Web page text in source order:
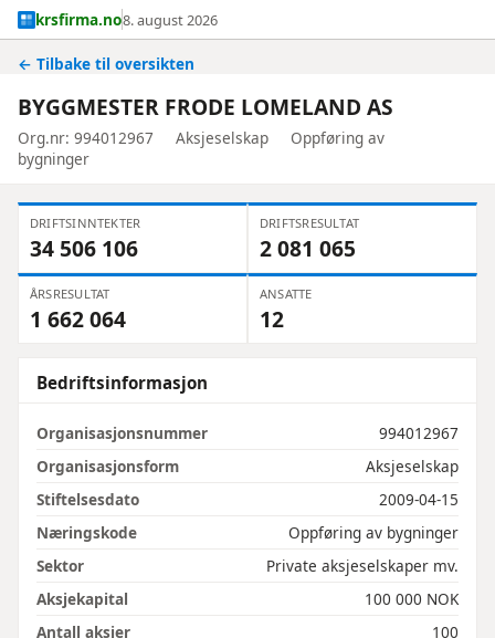
krsfirma.no8. august 2026
← Tilbake til oversikten
BYGGMESTER FRODE LOMELAND AS
Org.nr: 994012967 Aksjeselskap
Oppføring av
bygninger
DRIFTSINNTEKTER
34 506 106
DRIFTSRESULTAT
2 081 065
ÅRSRESULTAT
1 662 064
ANSATTE
12
Bedriftsinformasjon
Organisasjonsnummer
994012967
Organisasjonsform
Aksjeselskap
Stiftelsesdato
2009-04-15
Næringskode
Oppføring av bygninger
Sektor
Private aksjeselskaper mv.
Aksjekapital
100 000 NOK
Antall aksjer
100